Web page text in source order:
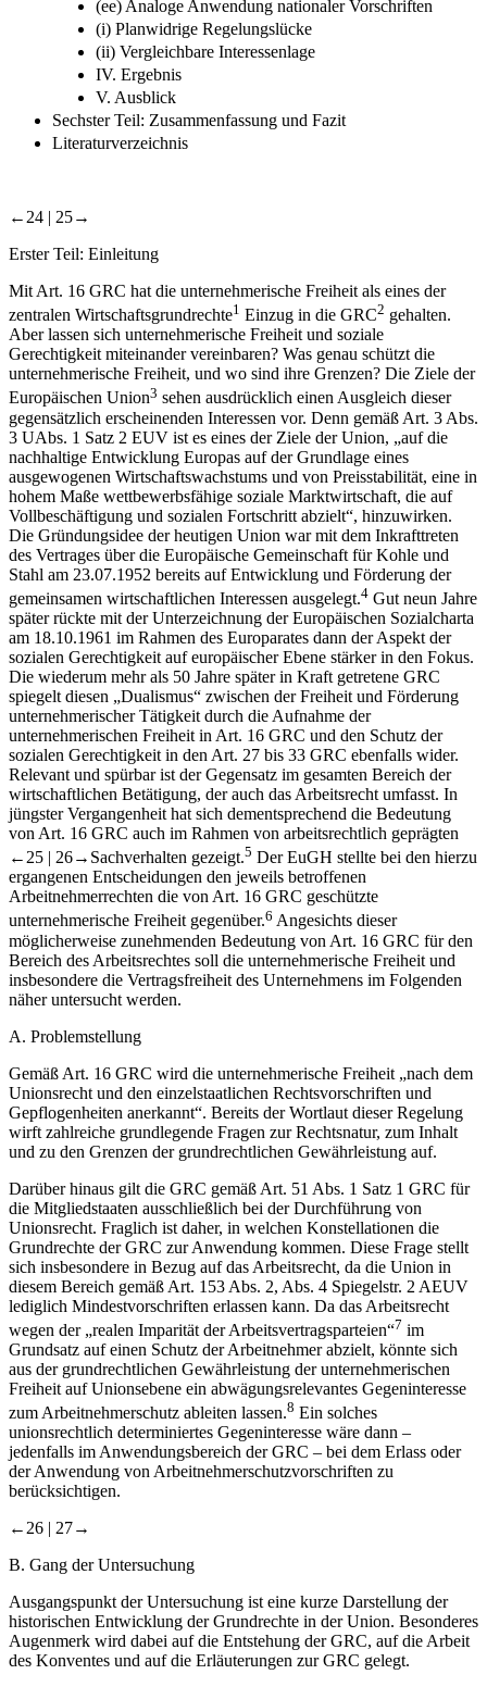
(ee) Analoge Anwendung nationaler Vorschriften
(i) Planwidrige Regelungslücke
(ii) Vergleichbare Interessenlage
IV. Ergebnis
V. Ausblick
Sechster Teil: Zusammenfassung und Fazit
Literaturverzeichnis
←24 | 25→
Erster Teil: Einleitung
Mit Art. 16 GRC hat die unternehmerische Freiheit als eines der
zentralen Wirtschaftsgrundrechte1 Einzug in die GRC2 gehalten.
Aber lassen sich unternehmerische Freiheit und soziale
Gerechtigkeit miteinander vereinbaren? Was genau schützt die
unternehmerische Freiheit, und wo sind ihre Grenzen? Die Ziele der
Europäischen Union3 sehen ausdrücklich einen Ausgleich dieser
gegensätzlich erscheinenden Interessen vor. Denn gemäß Art. 3 Abs.
3 UAbs. 1 Satz 2 EUV ist es eines der Ziele der Union, „auf die
nachhaltige Entwicklung Europas auf der Grundlage eines
ausgewogenen Wirtschaftswachstums und von Preisstabilität, eine in
hohem Maße wettbewerbsfähige soziale Marktwirtschaft, die auf
Vollbeschäftigung und sozialen Fortschritt abzielt“, hinzuwirken.
Die Gründungsidee der heutigen Union war mit dem Inkrafttreten
des Vertrages über die Europäische Gemeinschaft für Kohle und
Stahl am 23.07.1952 bereits auf Entwicklung und Förderung der
gemeinsamen wirtschaftlichen Interessen ausgelegt.4 Gut neun Jahre
später rückte mit der Unterzeichnung der Europäischen Sozialcharta
am 18.10.1961 im Rahmen des Europarates dann der Aspekt der
sozialen Gerechtigkeit auf europäischer Ebene stärker in den Fokus.
Die wiederum mehr als 50 Jahre später in Kraft getretene GRC
spiegelt diesen „Dualismus“ zwischen der Freiheit und Förderung
unternehmerischer Tätigkeit durch die Aufnahme der
unternehmerischen Freiheit in Art. 16 GRC und den Schutz der
sozialen Gerechtigkeit in den Art. 27 bis 33 GRC ebenfalls wider.
Relevant und spürbar ist der Gegensatz im gesamten Bereich der
wirtschaftlichen Betätigung, der auch das Arbeitsrecht umfasst. In
jüngster Vergangenheit hat sich dementsprechend die Bedeutung
von Art. 16 GRC auch im Rahmen von arbeitsrechtlich geprägten
←25 | 26→ Sachverhalten gezeigt.5 Der EuGH stellte bei den hierzu
ergangenen Entscheidungen den jeweils betroffenen
Arbeitnehmerrechten die von Art. 16 GRC geschützte
unternehmerische Freiheit gegenüber.6 Angesichts dieser
möglicherweise zunehmenden Bedeutung von Art. 16 GRC für den
Bereich des Arbeitsrechtes soll die unternehmerische Freiheit und
insbesondere die Vertragsfreiheit des Unternehmens im Folgenden
näher untersucht werden.
A. Problemstellung
Gemäß Art. 16 GRC wird die unternehmerische Freiheit „nach dem
Unionsrecht und den einzelstaatlichen Rechtsvorschriften und
Gepflogenheiten anerkannt“. Bereits der Wortlaut dieser Regelung
wirft zahlreiche grundlegende Fragen zur Rechtsnatur, zum Inhalt
und zu den Grenzen der grundrechtlichen Gewährleistung auf.
Darüber hinaus gilt die GRC gemäß Art. 51 Abs. 1 Satz 1 GRC für
die Mitgliedstaaten ausschließlich bei der Durchführung von
Unionsrecht. Fraglich ist daher, in welchen Konstellationen die
Grundrechte der GRC zur Anwendung kommen. Diese Frage stellt
sich insbesondere in Bezug auf das Arbeitsrecht, da die Union in
diesem Bereich gemäß Art. 153 Abs. 2, Abs. 4 Spiegelstr. 2 AEUV
lediglich Mindestvorschriften erlassen kann. Da das Arbeitsrecht
wegen der „realen Imparität der Arbeitsvertragsparteien“7 im
Grundsatz auf einen Schutz der Arbeitnehmer abzielt, könnte sich
aus der grundrechtlichen Gewährleistung der unternehmerischen
Freiheit auf Unionsebene ein abwägungsrelevantes Gegeninteresse
zum Arbeitnehmerschutz ableiten lassen.8 Ein solches
unionsrechtlich determiniertes Gegeninteresse wäre dann –
jedenfalls im Anwendungsbereich der GRC – bei dem Erlass oder
der Anwendung von Arbeitnehmerschutzvorschriften zu
berücksichtigen.
←26 | 27→
B. Gang der Untersuchung
Ausgangspunkt der Untersuchung ist eine kurze Darstellung der
historischen Entwicklung der Grundrechte in der Union. Besonderes
Augenmerk wird dabei auf die Entstehung der GRC, auf die Arbeit
des Konventes und auf die Erläuterungen zur GRC gelegt.